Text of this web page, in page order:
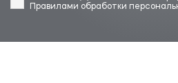
Правилами обработки